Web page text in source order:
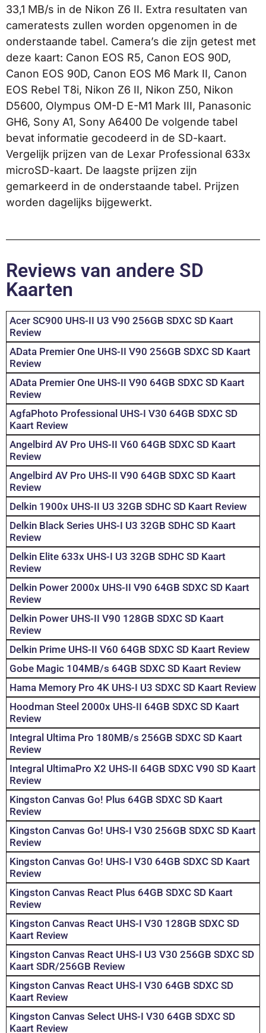
33,1 MB/s in de Nikon Z6 II. Extra resultaten van
cameratests zullen worden opgenomen in de
onderstaande tabel. Camera’s die zijn getest met
deze kaart: Canon EOS R5, Canon EOS 90D,
Canon EOS 90D, Canon EOS M6 Mark II, Canon
EOS Rebel T8i, Nikon Z6 II, Nikon Z50, Nikon
D5600, Olympus OM-D E-M1 Mark III, Panasonic
GH6, Sony A1, Sony A6400 De volgende tabel
bevat informatie gecodeerd in de SD-kaart.
Vergelijk prijzen van de Lexar Professional 633x
microSD-kaart. De laagste prijzen zijn
gemarkeerd in de onderstaande tabel. Prijzen
worden dagelijks bijgewerkt.
Reviews van andere SD
Kaarten
Acer SC900 UHS-II U3 V90 256GB SDXC SD Kaart
Review
AData Premier One UHS-II V90 256GB SDXC SD Kaart
Review
AData Premier One UHS-II V90 64GB SDXC SD Kaart
Review
AgfaPhoto Professional UHS-I V30 64GB SDXC SD
Kaart Review
Angelbird AV Pro UHS-II V60 64GB SDXC SD Kaart
Review
Angelbird AV Pro UHS-II V90 64GB SDXC SD Kaart
Review
Delkin 1900x UHS-II U3 32GB SDHC SD Kaart Review
Delkin Black Series UHS-I U3 32GB SDHC SD Kaart
Review
Delkin Elite 633x UHS-I U3 32GB SDHC SD Kaart
Review
Delkin Power 2000x UHS-II V90 64GB SDXC SD Kaart
Review
Delkin Power UHS-II V90 128GB SDXC SD Kaart
Review
Delkin Prime UHS-II V60 64GB SDXC SD Kaart Review
Gobe Magic 104MB/s 64GB SDXC SD Kaart Review
Hama Memory Pro 4K UHS-I U3 SDXC SD Kaart Review
Hoodman Steel 2000x UHS-II 64GB SDXC SD Kaart
Review
Integral Ultima Pro 180MB/s 256GB SDXC SD Kaart
Review
Integral UltimaPro X2 UHS-II 64GB SDXC V90 SD Kaart
Review
Kingston Canvas Go! Plus 64GB SDXC SD Kaart
Review
Kingston Canvas Go! UHS-I V30 256GB SDXC SD Kaart
Review
Kingston Canvas Go! UHS-I V30 64GB SDXC SD Kaart
Review
Kingston Canvas React Plus 64GB SDXC SD Kaart
Review
Kingston Canvas React UHS-I V30 128GB SDXC SD
Kaart Review
Kingston Canvas React UHS-I U3 V30 256GB SDXC SD
Kaart SDR/256GB Review
Kingston Canvas React UHS-I V30 64GB SDXC SD
Kaart Review
Kingston Canvas Select UHS-I V30 64GB SDXC SD
Kaart Review